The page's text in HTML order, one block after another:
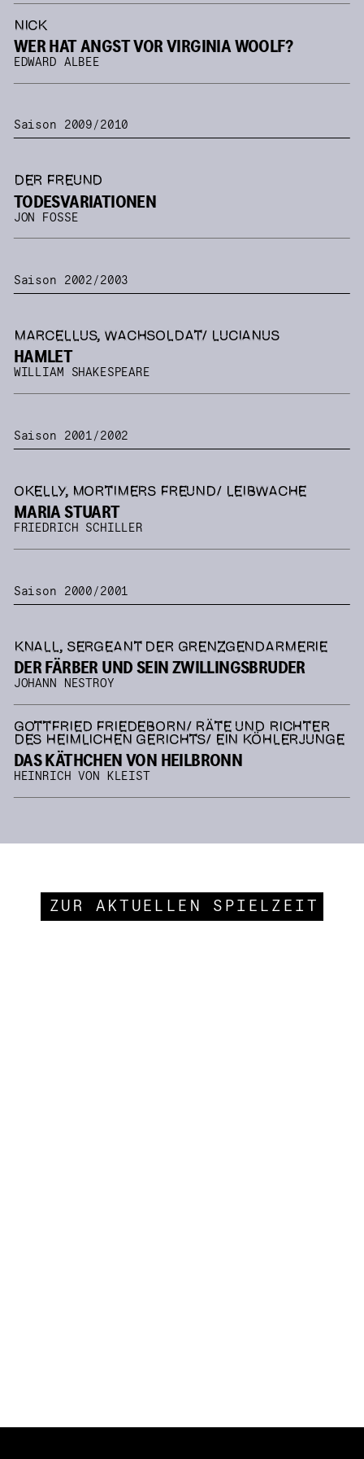
NICK
WER HAT ANGST VOR VIRGINIA WOOLF?
EDWARD ALBEE
Saison 2009/2010
DER FREUND
TODESVARIATIONEN
JON FOSSE
Saison 2002/2003
MARCELLUS, WACHSOLDAT/ LUCIANUS
HAMLET
WILLIAM SHAKESPEARE
Saison 2001/2002
OKELLY, MORTIMERS FREUND/ LEIBWACHE
MARIA STUART
FRIEDRICH SCHILLER
Saison 2000/2001
KNALL, SERGEANT DER GRENZGENDARMERIE
DER FÄRBER UND SEIN ZWILLINGSBRUDER
JOHANN NESTROY
GOTTFRIED FRIEDEBORN/ RÄTE UND RICHTER
DES HEIMLICHEN GERICHTS/ EIN KÖHLERJUNGE
DAS KÄTHCHEN VON HEILBRONN
HEINRICH VON KLEIST
ZUR AKTUELLEN SPIELZEIT